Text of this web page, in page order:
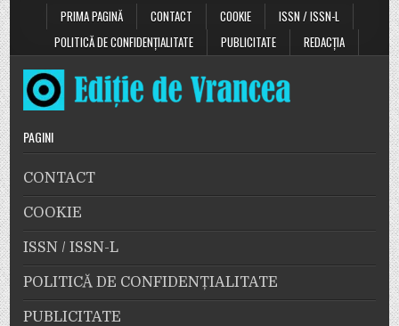
PRIMA PAGINĂ
CONTACT COOKIE
ISSN / ISSN-L
POLITICĂ DE CONFIDENȚIALITATE
PUBLICITATE REDACȚIA
PAGINI
CONTACT
COOKIE
ISSN / ISSN-L
POLITICĂ DE CONFIDENȚIALITATE
PUBLICITATE